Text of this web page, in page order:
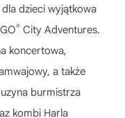
dzieci wyjątkowa
® City Adventures.
koncertowa,
a także
burmistrza
kombi Harla